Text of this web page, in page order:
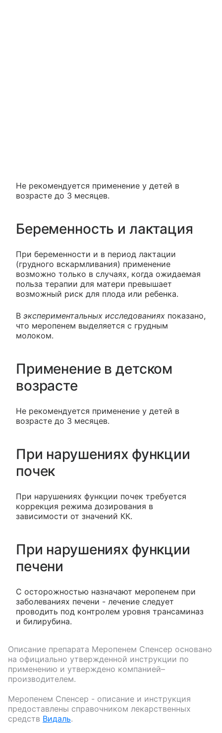
Не рекомендуется применение у детей в
возрасте до 3 месяцев.
Беременность и лактация
При беременности и в период лактации
(грудного вскармливания) применение
возможно только в случаях, когда ожидаемая
польза терапии для матери превышает
возможный риск для плода или ребенка.
В экспериментальных исследованиях показано,
что меропенем выделяется с грудным
молоком.
Применение в детском
возрасте
Не рекомендуется применение у детей в
возрасте до 3 месяцев.
При нарушениях функции
почек
При нарушениях функции почек требуется
коррекция режима дозирования в
зависимости от значений КК.
При нарушениях функции
печени
C осторожностью назначают меропенем при
заболеваниях печени - лечение следует
проводить под контролем уровня трансаминаз
и билирубина.
Описание препарата Меропенем Спенсер основано
на официально утвержденной инструкции по
применению и утверждено компанией–
производителем.
Меропенем Спенсер - описание и инструкция
предоставлены справочником лекарственных
средств Видаль.